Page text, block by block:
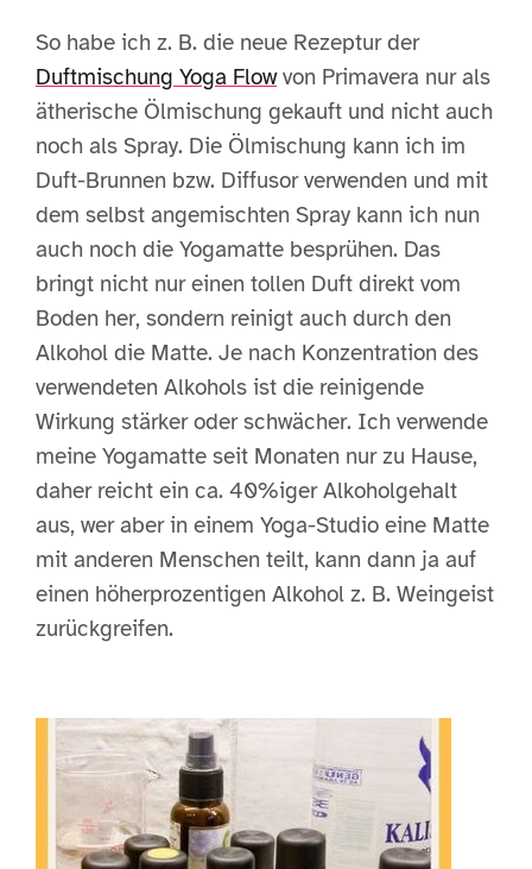
So habe ich z. B. die neue Rezeptur der
Duftmischung Yoga Flowvon Primavera nur als
ätherische Ölmischung gekauft und nicht auch
noch als Spray. Die Ölmischung kann ich im
Duft-Brunnen bzw. Diffusor verwenden und mit
dem selbst angemischten Spray kann ich nun
auch noch die Yogamatte besprühen. Das
bringt nicht nur einen tollen Duft direkt vom
Boden her, sondern reinigt auch durch den
Alkohol die Matte. Je nach Konzentration des
verwendeten Alkohols ist die reinigende
Wirkung stärker oder schwächer. Ich verwende
meine Yogamatte seit Monaten nur zu Hause,
daher reicht ein ca. 40%iger Alkoholgehalt
aus, wer aber in einem Yoga-Studio eine Matte
mit anderen Menschen teilt, kann dann ja auf
einen höherprozentigen Alkohol z. B. Weingeist
zurückgreifen.